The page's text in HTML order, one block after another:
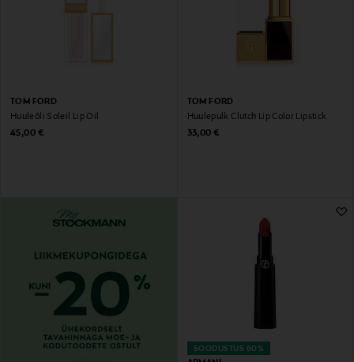
TOM FORD
Huuleõli Soleil Lip Oil
Original Price
45,00 €
TOM FORD
Huulepulk Clutch Lip Color Lipstick
Original Price
33,00 €
SOODUSTUS 60%